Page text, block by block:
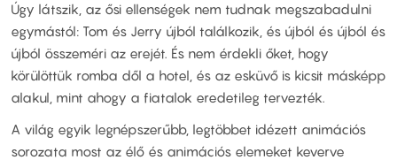
Úgy látszik, az ősi ellenségek nem tudnak megszabadulni
egymástól: Tom és Jerry újból találkozik, és újból és újból és
újból összeméri az erejét. És nem érdekli őket, hogy
körülöttük romba dől a hotel, és az esküvő is kicsit másképp
alakul, mint ahogy a fiatalok eredetileg tervezték.
A világ egyik legnépszerűbb, legtöbbet idézett animációs
sorozata most az élő és animációs elemeket keverve